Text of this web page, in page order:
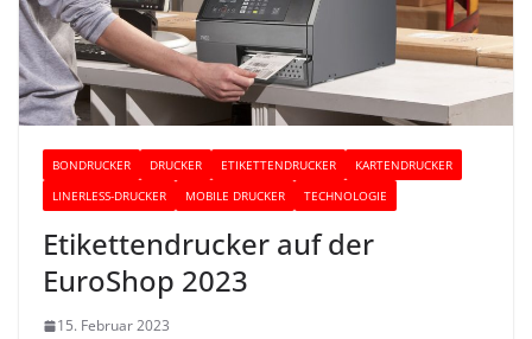
BONDRUCKER DRUCKER ETIKETTENDRUCKER
KARTENDRUCKER
LINERLESS-DRUCKER
MOBILE DRUCKER TECHNOLOGIE
Etikettendrucker auf der
EuroShop 2023
15. Februar 2023